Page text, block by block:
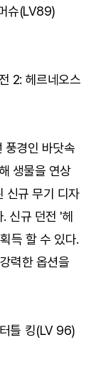
슈(LV89)
2: 헤르네오스
풍경인 바닷속
생물을 연상
신규 무기 디자
신규 던전 '헤
득 할 수 있다.
력한 옵션을
틀 킹(LV 96)